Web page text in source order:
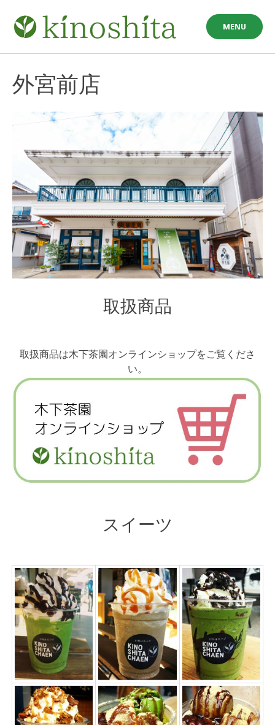
content
MENU
外宮前店
取扱商品
取扱商品は木下茶園オンラインショップをご覧くださ
い。
スイーツ